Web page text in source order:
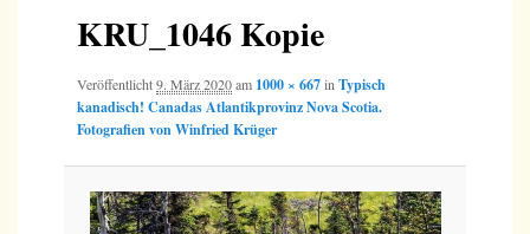
KRU_1046 Kopie
Veröffentlicht9. März 2020am 1000 × 667in Typisch
kanadisch! Canadas Atlantikprovinz Nova Scotia.
Fotografien von Winfried Krüger